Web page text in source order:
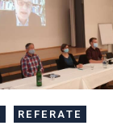
REFERATE